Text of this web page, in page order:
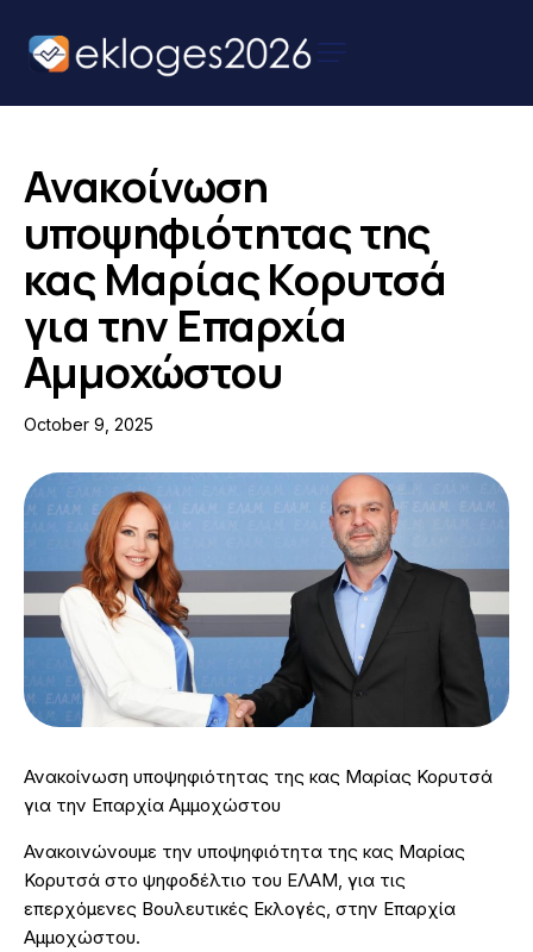
Αρχική
Παρουσιάσεις
Υποψηφίων
Podcast Υποψηφίων
Επικοινωνία
Ανακοίνωση
υποψηφιότητας της
κας Μαρίας Κορυτσά
για την Επαρχία
Αμμοχώστου
October 9, 2025
Ανακοίνωση υποψηφιότητας της κας Μαρίας Κορυτσά
για την Επαρχία Αμμοχώστου
Ανακοινώνουμε την υποψηφιότητα της κας Μαρίας
Κορυτσά στο ψηφοδέλτιο του ΕΛΑΜ, για τις
επερχόμενες Βουλευτικές Εκλογές, στην Επαρχία
Αμμοχώστου.